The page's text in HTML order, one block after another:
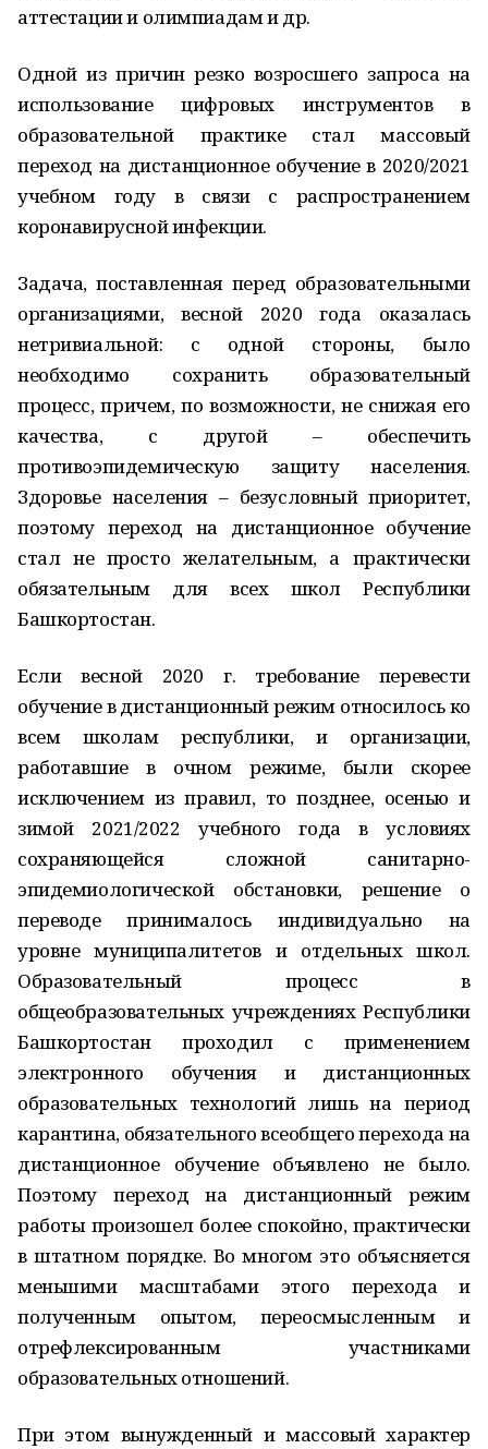
аттестации и олимпиадам и др.
Одной из причин резко возросшего запроса на
использование цифровых инструментов в
образовательной практике стал массовый
переход на дистанционное обучение в 2020/2021
учебном году в связи с распространением
коронавирусной инфекции.
Задача, поставленная перед образовательными
организациями, весной 2020 года оказалась
нетривиальной: с одной стороны, было
необходимо сохранить образовательный
процесс, причем, по возможности, не снижая его
качества, с другой – обеспечить
противоэпидемическую защиту населения.
Здоровье населения – безусловный приоритет,
поэтому переход на дистанционное обучение
стал не просто желательным, а практически
обязательным для всех школ Республики
Башкортостан.
Если весной 2020 г. требование перевести
обучение в дистанционный режим относилось ко
всем школам республики, и организации,
работавшие в очном режиме, были скорее
исключением из правил, то позднее, осенью и
зимой 2021/2022 учебного года в условиях
сохраняющейся сложной санитарно-
эпидемиологической обстановки, решение о
переводе принималось индивидуально на
уровне муниципалитетов и отдельных школ.
Образовательный процесс в
общеобразовательных учреждениях Республики
Башкортостан проходил с применением
электронного обучения и дистанционных
образовательных технологий лишь на период
карантина, обязательного всеобщего перехода на
дистанционное обучение объявлено не было.
Поэтому переход на дистанционный режим
работы произошел более спокойно, практически
в штатном порядке. Во многом это объясняется
меньшими масштабами этого перехода и
полученным опытом, переосмысленным и
отрефлексированным участниками
образовательных отношений.
При этом вынужденный и массовый характер